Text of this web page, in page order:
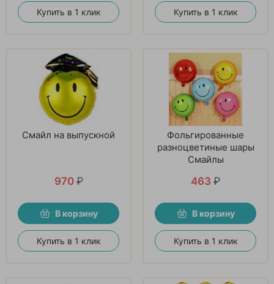
Купить в 1 клик Купить в 1 клик
Смайл на выпускной
970 ₽
В корзину
Купить в 1 клик
Фольгированные
разноцветиные шары
Смайлы
463 ₽
В корзину
Купить в 1 клик